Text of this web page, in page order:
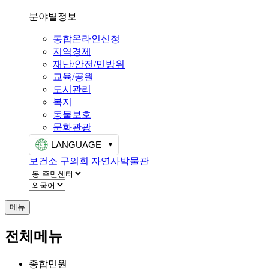
분야별정보
통합온라인신청
지역경제
재난/안전/민방위
교육/공원
도시관리
복지
동물보호
문화관광
LANGUAGE
보건소 구의회 자연사박물관
메뉴
전체메뉴
종합민원